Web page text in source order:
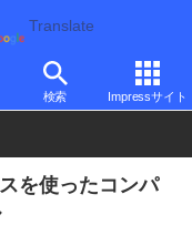
Translate
検索 Impressサイト
ォン デスクトップパ
を使ったコンパ